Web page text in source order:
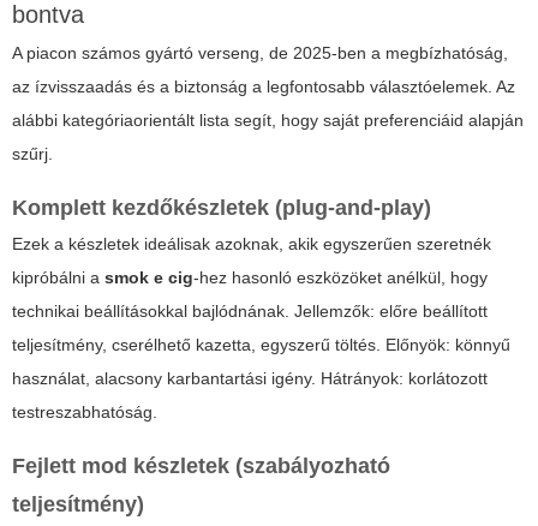
bontva
A piacon számos gyártó verseng, de 2025-ben a megbízhatóság,
az ízvisszaadás és a biztonság a legfontosabb választóelemek. Az
alábbi kategóriaorientált lista segít, hogy saját preferenciáid alapján
szűrj.
Komplett kezdőkészletek (plug-and-play)
Ezek a készletek ideálisak azoknak, akik egyszerűen szeretnék
kipróbálni a smok e cig-hez hasonló eszközöket anélkül, hogy
technikai beállításokkal bajlódnának. Jellemzők: előre beállított
teljesítmény, cserélhető kazetta, egyszerű töltés. Előnyök: könnyű
használat, alacsony karbantartási igény. Hátrányok: korlátozott
testreszabhatóság.
Fejlett mod készletek (szabályozható
teljesítmény)